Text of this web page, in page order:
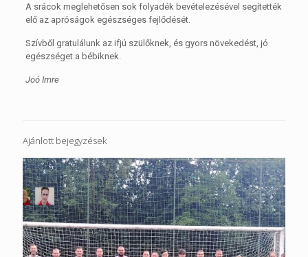
A srácok meglehetősen sok folyadék bevételezésével segítették
elő az apróságok egészséges fejlődését.
Szívből gratulálunk az ifjú szülőknek, és gyors növekedést, jó
egészséget a bébiknek.
Joó Imre
Ajánlott bejegyzések